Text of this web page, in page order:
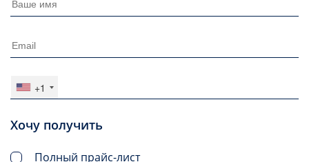
+1
Хочу получить
Полный прайс-лист